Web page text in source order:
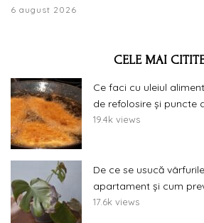
6 august 2026
CELE MAI
Ce faci cu uleiul
de refolosire și puncte
19.4k views
De ce se usucă
apartament și cum
17.6k views